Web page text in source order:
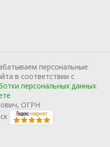
персональные
в соответствии с
персональных данных.
ОГРН